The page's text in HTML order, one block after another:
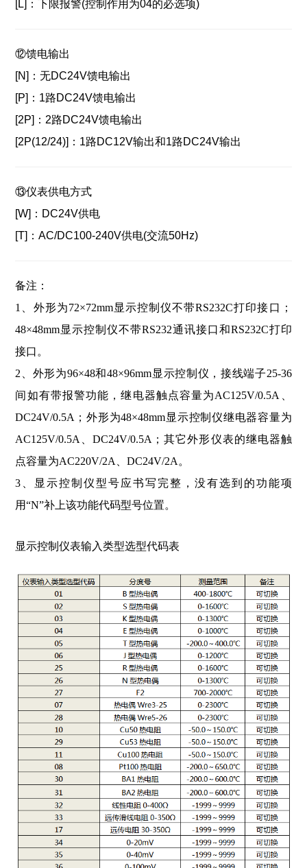
[L]： 下限报警(控制作用为04的必选项)
⑫馈电输出
[N]：无DC24V馈电输出
[P]： 1路DC24V馈电输出
[2P]：2路DC24V馈电输出
[2P(12/24)]： 1路DC12V输出和1路DC24V输出
⑬仪表供电方式
[W]： DC24V供电
[T]：AC/DC100-240V供电(交流50Hz)
备注：
1、外形为72×72mm显示控制仪不带RS232C打印接口；
48×48mm显示控制仪不带RS232通讯接口和RS232C打印
接口。
2、外形为96×48和48×96mm显示控制仪，接线端子25-36
间如有带报警功能，继电器触点容量为AC125V/0.5A、
DC24V/0.5A；外形为48×48mm显示控制仪继电器容量为
AC125V/0.5A、DC24V/0.5A；其它外形仪表的继电器触
点容量为AC220V/2A、DC24V/2A。
3、显示控制仪型号应书写完整，没有选到的功能项
用“N”补上该功能代码型号位置。
显示控制仪表输入类型选型代码表